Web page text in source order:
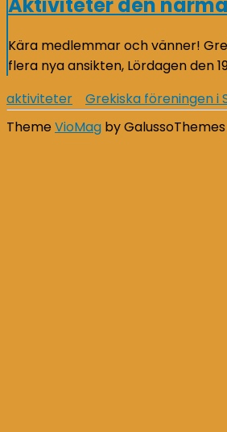
Kära medlemmar och vänner!
flera nya ansikten, Lördagen den
aktiviteter
Grekiska föreningen i
ThemeVioMag by